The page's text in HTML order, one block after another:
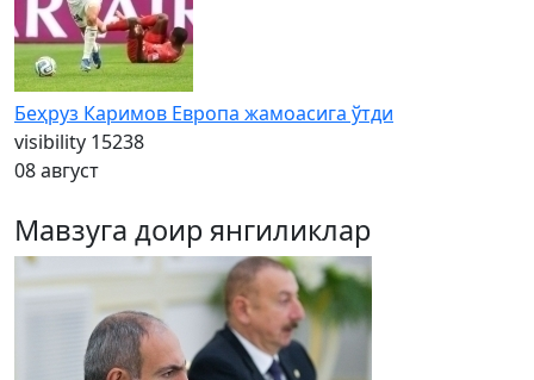
Беҳруз Каримов Европа жамоасига ўтди
visibility 15238
08 август
Мавзуга доир янгиликлар